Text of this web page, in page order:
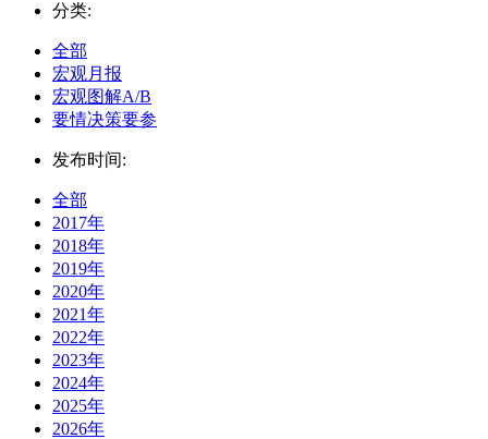
分类:
全部
宏观月报
宏观图解A/B
要情决策要参
发布时间:
全部
2017年
2018年
2019年
2020年
2021年
2022年
2023年
2024年
2025年
2026年